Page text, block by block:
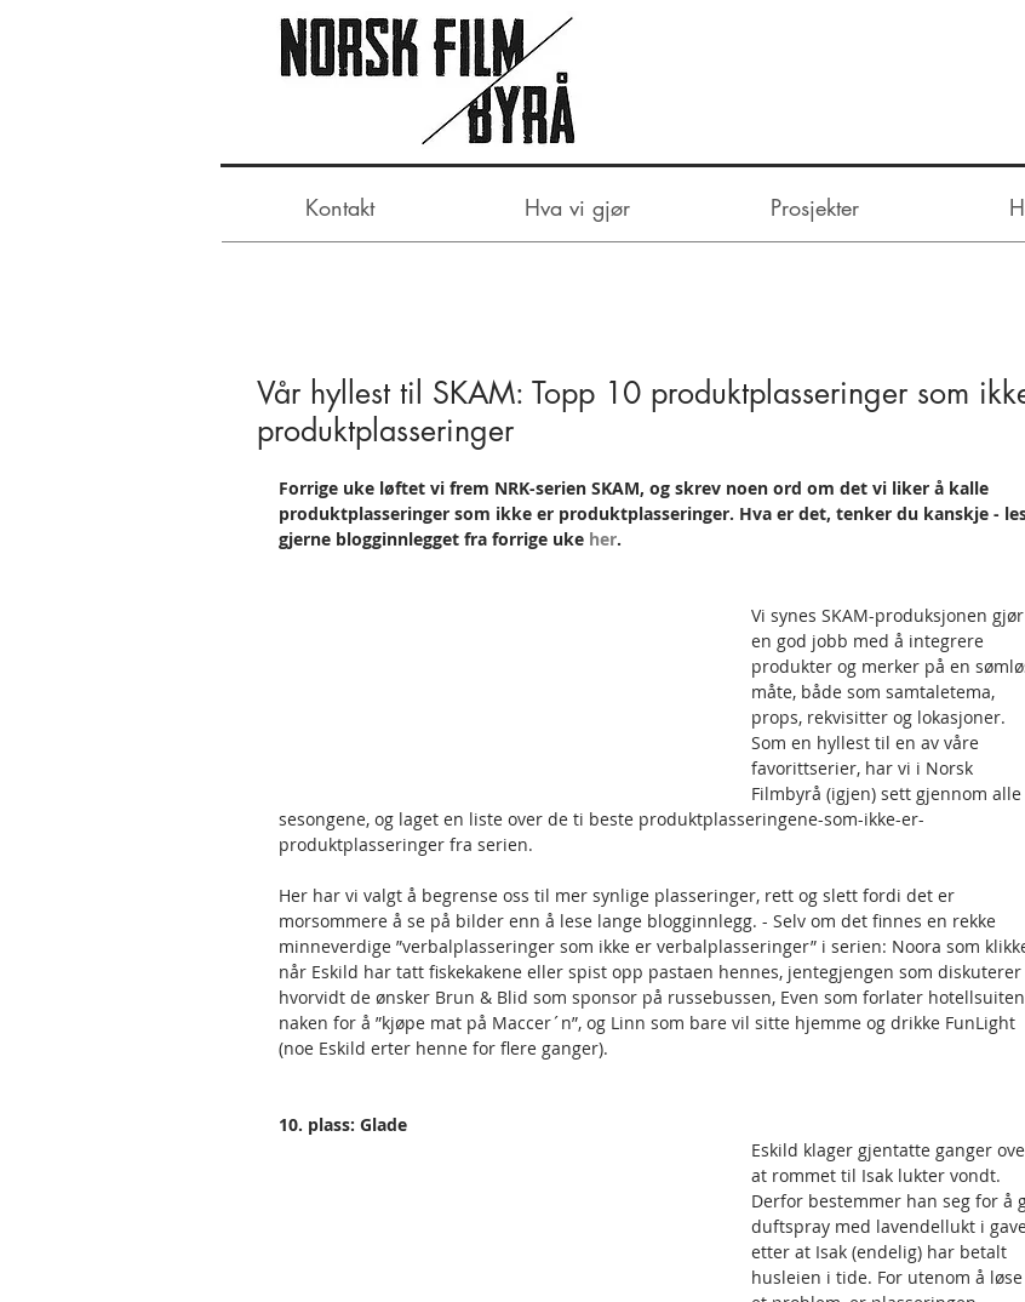
Vår hyllest til SKAM: Topp 10 produktplasseringer som
produktplasseringer
Forrige uke løftet vi frem NRK-serien SKAM, og skrev noen ord om det vi liker å kalle
produktplasseringer som ikke er produktplasseringer. Hva er det, tenker du kanskje -
gjerne blogginnlegget fra forrige uke her.
Vi synes SKAM-produksjonen gjør
en god jobb med å integrere
produkter og merker på en
måte, både som samtaletema,
props, rekvisitter og lokasjoner.
Som en hyllest til en av våre
favorittserier, har vi i Norsk
Filmbyrå (igjen) sett gjennom alle
sesongene, og laget en liste over de ti beste produktplasseringene-som-ikke-er-
produktplasseringer fra serien.
Her har vi valgt å begrense oss til mer synlige plasseringer, rett og slett fordi det er
morsommere å se på bilder enn å lese lange blogginnlegg. - Selv om det finnes en rekke
minneverdige ”verbalplasseringer som ikke er verbalplasseringer” i serien: Noora som
når Eskild har tatt fiskekakene eller spist opp pastaen hennes, jentegjengen som diskuterer
hvorvidt de ønsker Brun & Blid som sponsor på russebussen, Even som forlater hotellsuiten
naken for å ”kjøpe mat på Maccer´n”, og Linn som bare vil sitte hjemme og drikke FunLight
(noe Eskild erter henne for flere ganger).
10. plass: Glade
Eskild klager gjentatte ganger
at rommet til Isak lukter vondt.
Derfor bestemmer han seg for å
duftspray med lavendellukt i
etter at Isak (endelig) har betalt
husleien i tide. For utenom å løse
Kontakt Hva vi gjør Prosjekter